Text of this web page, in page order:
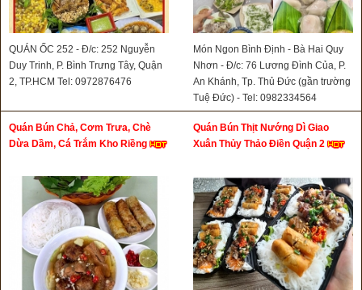
QUÁN ỐC 252 - Đ/c: 252 Nguyễn
Duy Trinh, P. Bình Trưng Tây, Quận
2, TP.HCM Tel: 0972876476
Món Ngon Bình Định - Bà Hai Quy
Nhơn - Đ/c: 76 Lương Đình Của, P.
An Khánh, Tp. Thủ Đức (gần trường
Tuệ Đức) - Tel: 0982334564
Quán Bún Chả, Cơm Trưa, Chè
Dừa Dầm, Cá Trắm Kho Riềng
Quán Bún Thịt Nướng Dì Giao
Xuân Thủy Thảo Điền Quận 2